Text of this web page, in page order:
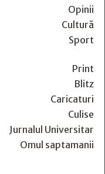
Opinii
Cultură
Sport
Print
Blitz
Caricaturi
Culise
Jurnalul Universitar
Omul saptamanii